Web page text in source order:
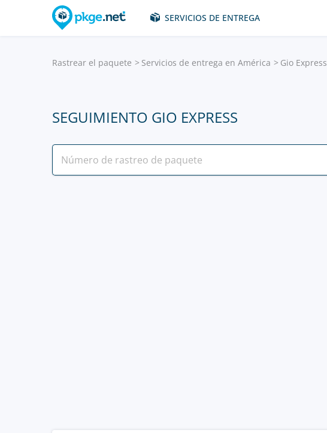
SERVICIOS DE ENTREGA
Rastrear el paquete Servicios de entrega en América Gio Express
SEGUIMIENTO GIO EXPRESS